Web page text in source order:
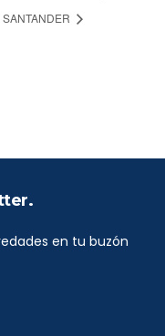
SANTANDER
en tu buzón